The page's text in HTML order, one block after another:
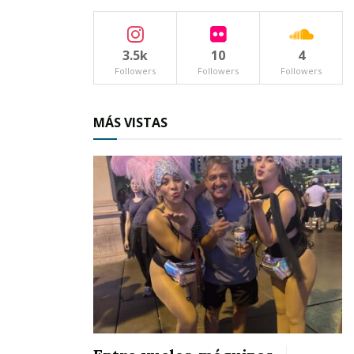
el otro, trenzándose en una suerte de nudo
Se le llama “nueva normalidad” al deseo
3.5k
Followers
10
Followers
4
Followers
MÁS VISTAS